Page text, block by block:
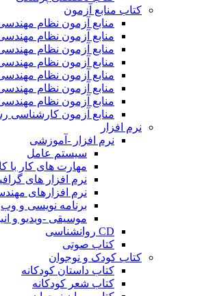
کتاب منابع آزمون
منابع آزمون نظام
منابع آزمون نظام
منابع آزمون نظام
منابع آزمون نظام
منابع آزمون نظام
منابع آزمون نظام
منابع آزمون نظام
منابع آزمون کارشناسی
نرم افزار
نرم افزار -آموزشی
سیستم عامل
مهارت های کار با
نرم افزار های
نرم افزارهای
برنامه نویسی و وب
موسیقی -ویدیو و
CD روانشناسی
کتاب صوتی
کتاب کودک و نوجوان
کتاب داستان کودکانه
کتاب شعر کودکانه